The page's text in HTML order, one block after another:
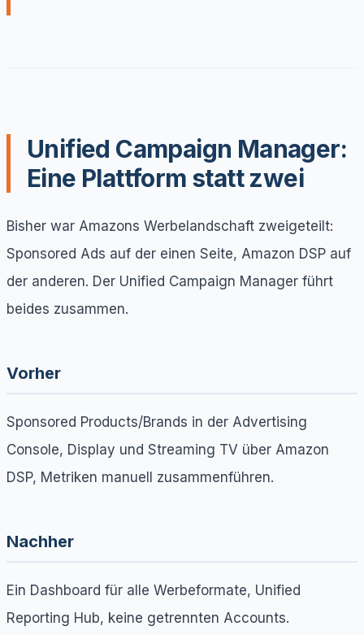
Unified Campaign Manager:
Eine Plattform statt zwei
Bisher war Amazons Werbelandschaft zweigeteilt:
Sponsored Ads auf der einen Seite, Amazon DSP auf
der anderen. Der Unified Campaign Manager führt
beides zusammen.
Vorher
Sponsored Products/Brands in der Advertising
Console, Display und Streaming TV über Amazon
DSP, Metriken manuell zusammenführen.
Nachher
Ein Dashboard für alle Werbeformate, Unified
Reporting Hub, keine getrennten Accounts.